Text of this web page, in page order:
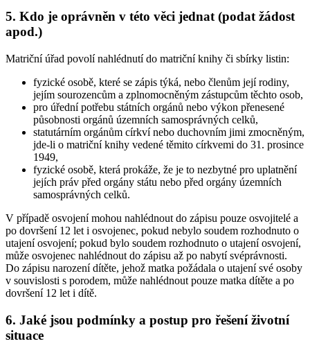
5. Kdo je oprávněn v této věci jednat (podat žádost
apod.)
Matriční úřad povolí nahlédnutí do matriční knihy či sbírky listin:
fyzické osobě, které se zápis týká, nebo členům její rodiny,
jejím sourozencům a zplnomocněným zástupcům těchto osob,
pro úřední potřebu státních orgánů nebo výkon přenesené
působnosti orgánů územních samosprávných celků,
statutárním orgánům církví nebo duchovním jimi zmocněným,
jde-li o matriční knihy vedené těmito církvemi do 31. prosince
1949,
fyzické osobě, která prokáže, že je to nezbytné pro uplatnění
jejích práv před orgány státu nebo před orgány územních
samosprávných celků.
V případě osvojení mohou nahlédnout do zápisu pouze osvojitelé a
po dovršení 12 let i osvojenec, pokud nebylo soudem rozhodnuto o
utajení osvojení; pokud bylo soudem rozhodnuto o utajení osvojení,
může osvojenec nahlédnout do zápisu až po nabytí svéprávnosti.
Do zápisu narození dítěte, jehož matka požádala o utajení své osoby
v souvislosti s porodem, může nahlédnout pouze matka dítěte a po
dovršení 12 let i dítě.
6. Jaké jsou podmínky a postup pro řešení životní
situace